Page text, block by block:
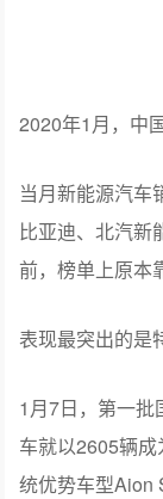
2020年1月，中
当月新能源汽车
比亚迪、北汽新
前，榜单上原本
表现最突出的是
1月7日，第一批
车就以2605辆
统优势车型Aion